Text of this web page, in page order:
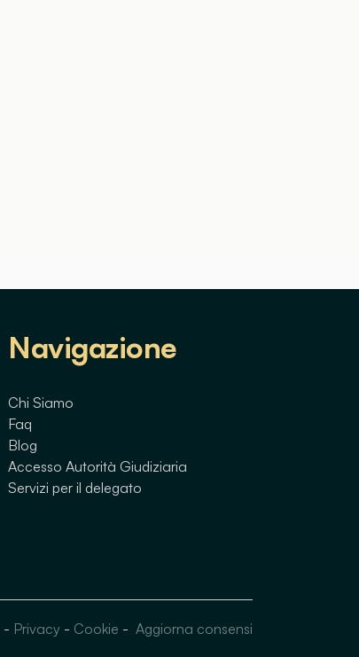
Navigazione
Chi Siamo
Faq
Blog
Accesso Autorità Giudiziaria
Servizi per il delegato
- Privacy - Cookie - Aggiorna consensi